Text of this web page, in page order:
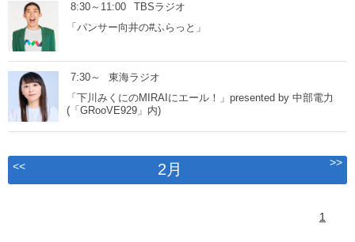
8:30～11:00
TBSラジオ
「パンサー向井の#ふらっと」
7:30～
東海ラジオ
「下川みくにのMIRAIにエール！」presented by 中部電力
(「GRooVE929」内)
<< 2月 >>
1